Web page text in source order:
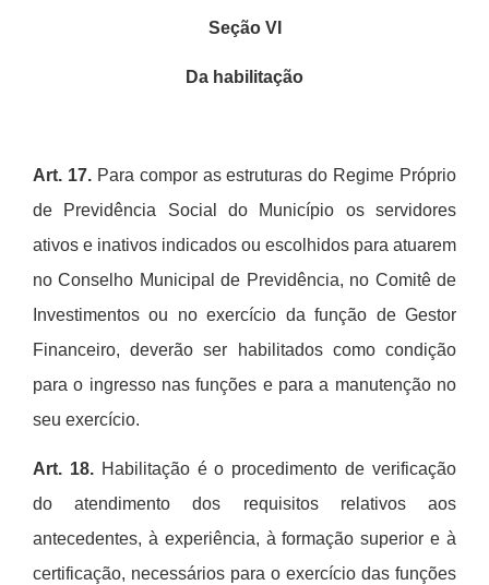
Seção VI
Da habilitação
Art. 17.Para compor as estruturas do Regime Próprio
de Previdência Social do Município os servidores
ativos e inativos indicados ou escolhidos para atuarem
no Conselho Municipal de Previdência, no Comitêde
Investimentos ou no exercício da função de Gestor
Financeiro, deverão ser habilitados como condição
para o ingresso nas funções e para a manutenção no
seu exercício.
Art. 18.Habilitação éo procedimento de verificação
do atendimento dos requisitos relativos aos
antecedentes, à experiência, àformação superior eà
certificação, necessários para o exercício das funções